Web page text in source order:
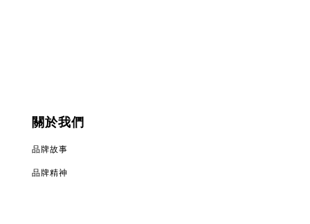
關於我們
品牌故事
品牌精神